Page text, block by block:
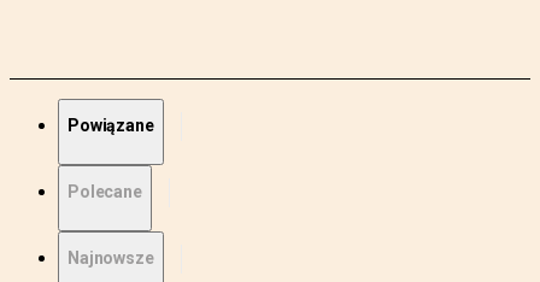
Powiązane
Polecane
Najnowsze